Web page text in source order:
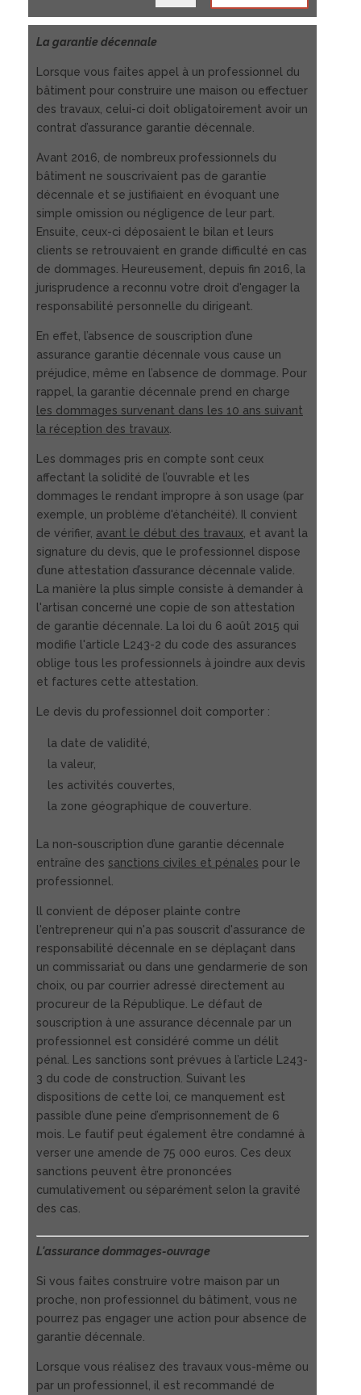
La garantie décennale
Lorsque vous faites appel à un professionnel du
bâtiment pour construire une maison ou effectuer
des travaux, celui-ci doit obligatoirement avoir un
contrat d’assurance garantie décennale.
Avant 2016, de nombreux professionnels du
bâtiment ne souscrivaient pas de garantie
décennale et se justifiaient en évoquant une
simple omission ou négligence de leur part.
Ensuite, ceux-ci déposaient le bilan et leurs
clients se retrouvaient en grande difficulté en cas
de dommages. Heureusement, depuis fin 2016, la
jurisprudence a reconnu votre droit d'engager la
responsabilité personnelle du dirigeant.
En effet, l’absence de souscription d’une
assurance garantie décennale vous cause un
préjudice, même en l’absence de dommage. Pour
rappel, la garantie décennale prend en charge
les dommages survenant dans les 10 ans suivant
la réception des travaux.
Les dommages pris en compte sont ceux
affectant la solidité de l’ouvrable et les
dommages le rendant impropre à son usage (par
exemple, un problème d'étanchéité). Il convient
de vérifier, avant le début des travaux, et avant la
signature du devis, que le professionnel dispose
d’une attestation d’assurance décennale valide.
La manière la plus simple consiste à demander à
l'artisan concerné une copie de son attestation
de garantie décennale. La loi du 6 août 2015 qui
modifie l'article L243-2 du code des assurances
oblige tous les professionnels à joindre aux devis
et factures cette attestation.
Le devis du professionnel doit comporter :
la date de validité,
la valeur,
les activités couvertes,
la zone géographique de couverture.
La non-souscription d’une garantie décennale
entraîne des sanctions civiles et pénales pour le
professionnel.
ll convient de déposer plainte contre
l'entrepreneur qui n'a pas souscrit d'assurance de
responsabilité décennale en se déplaçant dans
un commissariat ou dans une gendarmerie de son
choix, ou par courrier adressé directement au
procureur de la République. Le défaut de
souscription à une assurance décennale par un
professionnel est considéré comme un délit
pénal. Les sanctions sont prévues à l’article L243-
3 du code de construction. Suivant les
dispositions de cette loi, ce manquement est
passible d’une peine d’emprisonnement de 6
mois. Le fautif peut également être condamné à
verser une amende de 75 000 euros. Ces deux
sanctions peuvent être prononcées
cumulativement ou séparément selon la gravité
des cas.
L'assurance dommages-ouvrage
Si vous faites construire votre maison par un
proche, non professionnel du bâtiment, vous ne
pourrez pas engager une action pour absence de
garantie décennale.
Lorsque vous réalisez des travaux vous-même ou
par un professionnel, il est recommandé de